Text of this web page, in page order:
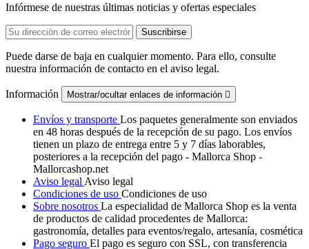
Infórmese de nuestras últimas noticias y ofertas especiales
Puede darse de baja en cualquier momento. Para ello, consulte
nuestra información de contacto en el aviso legal.
Información Mostrar/ocultar enlaces de información 
Envíos y transporte Los paquetes generalmente son enviados
en 48 horas después de la recepción de su pago. Los envíos
tienen un plazo de entrega entre 5 y 7 días laborables,
posteriores a la recepción del pago - Mallorca Shop -
Mallorcashop.net
Aviso legal Aviso legal
Condiciones de uso Condiciones de uso
Sobre nosotros La especialidad de Mallorca Shop es la venta
de productos de calidad procedentes de Mallorca:
gastronomía, detalles para eventos/regalo, artesanía, cosmética
Pago seguro El pago es seguro con SSL, con transferencia